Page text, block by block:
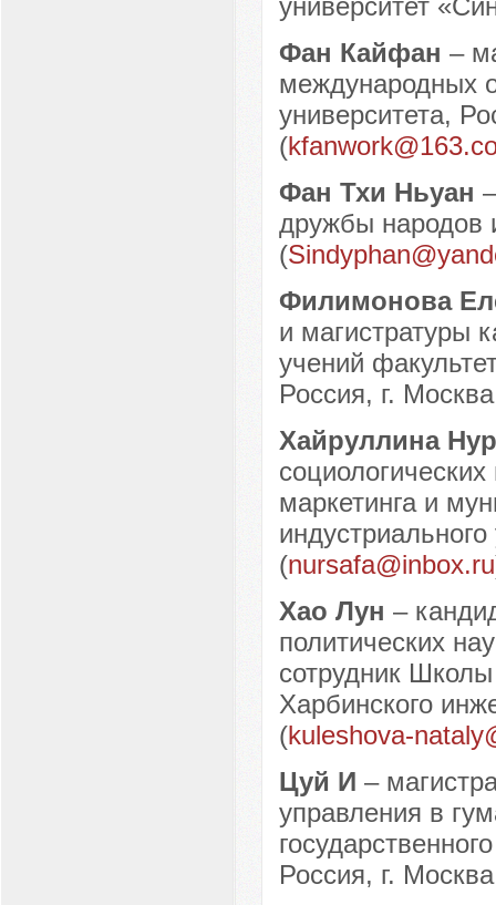
университет
Фан Кайфан –
международных
университета,
(
Фан Тхи Ньуан
дружбы народов
(
Филимонова
и магистратуры
учений
Россия, г.
Хайруллина
маркетинга и
(nursafa@inbox.ru
Хао Лун –
политических
сотрудник
Харбинского
(kuleshova-
Цуй И –
управления в
Россия, г.